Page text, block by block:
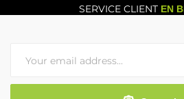
SERVICE CLIENT EN